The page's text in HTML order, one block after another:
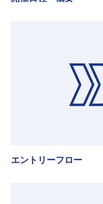
エントリーフロー